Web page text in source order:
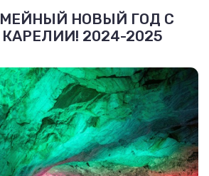
НОВЫЙ ГОД С
2024-2025